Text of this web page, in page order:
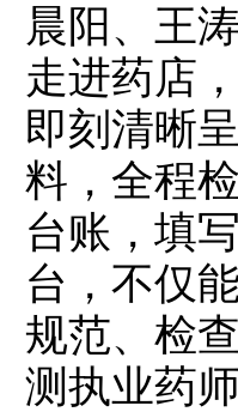
晨阳、王
走进药店
即刻清晰
料，全程
台账，填
台，不仅
规范、检
测执业药